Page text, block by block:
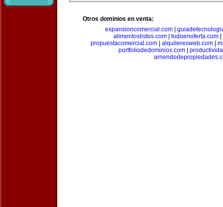
Otros dominios en venta:
expansioncomercial.com|
alimentoslistos.com| todoenoferta.com|
propuestacomercial.com
alquileresweb.com
portfoliodedominios.com